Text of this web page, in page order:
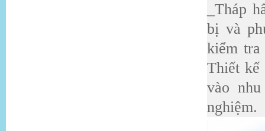
_Tháp
bị và
kiểm tra
Thiết kế
vào
nghiệm.